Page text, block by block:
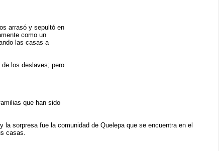
arrasó y sepultó en
como un
las casas a
los deslaves; pero
que han sido
sorpresa fue la comunidad de Quelepa que se encuentra en el
casas.